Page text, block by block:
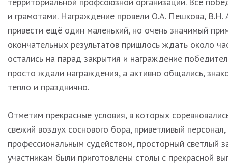
и грамотами. Награждение провели О.А. Пешкова,
привести ещё один маленький, но очень значимый
окончательных результатов пришлось ждать около
остались на парад закрытия и награждение
просто ждали награждения, а активно общались,
тепло и празднично.
Отметим прекрасные условия, в которых
свежий воздух соснового бора, приветливый
профессиональным судейством, просторный светлый
участникам были приготовлены столы с прекрасной